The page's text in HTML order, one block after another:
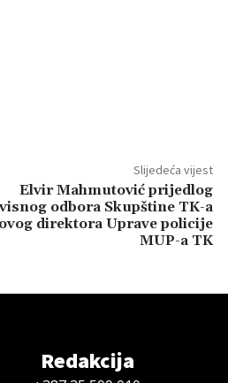
Slijedeća vijest
Elvir Mahmutović prijedlog
odbora Skupštine TK-a
direktora Uprave policije
MUP-a TK
Redakcija